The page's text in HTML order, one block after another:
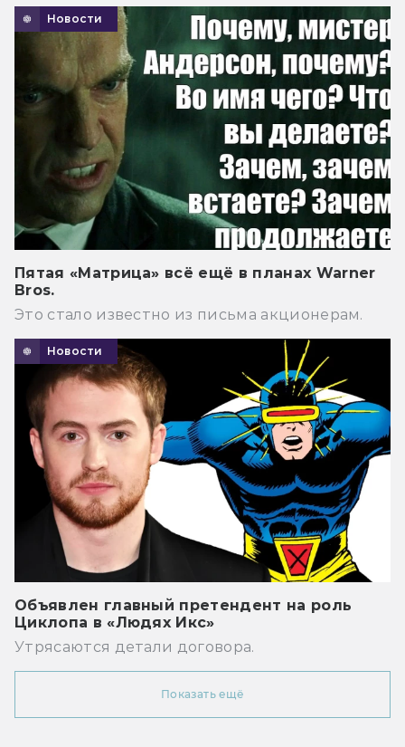
Новости
Пятая «Матрица» всё ещё в планах Warner
Bros.
Это стало известно из письма акционерам.
Новости
Объявлен главный претендент на роль
Циклопа в «Людях Икс»
Утрясаются детали договора.
Показать ещё